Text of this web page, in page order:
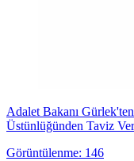
Adalet Bakanı
Üstünlüğünden Taviz
Görüntülenme: 146